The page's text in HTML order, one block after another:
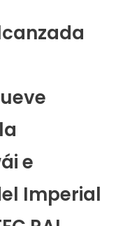
e
Imperial